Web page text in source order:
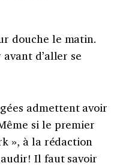
douche le matin.
d’aller se
admettent avoir
si le premier
», à la rédaction
Il faut savoir